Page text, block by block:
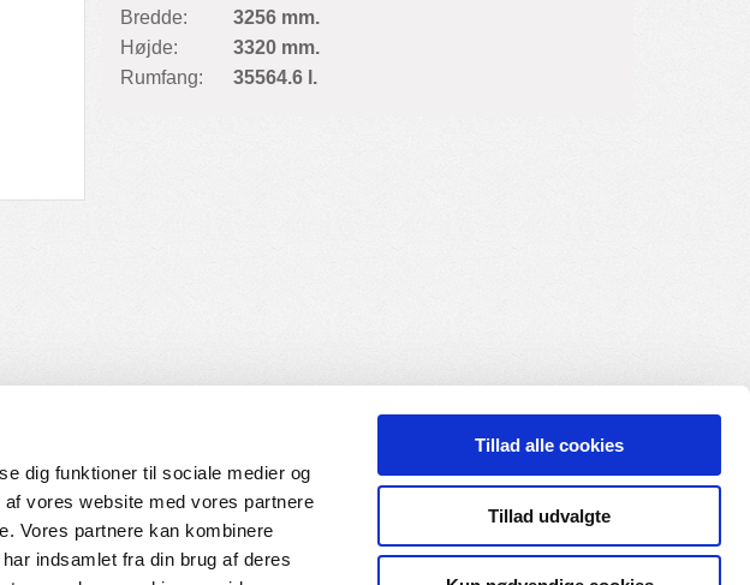
dig funktioner til sociale medier og
vores website med vores partnere
Vores partnere kan kombinere
indsamlet fra din brug af deres
Tillad alle cookies
Tillad udvalgte
Bredde:
3256 mm.
Højde:
3320 mm.
Rumfang:
35564.6 l.
HANDLER DU
shop